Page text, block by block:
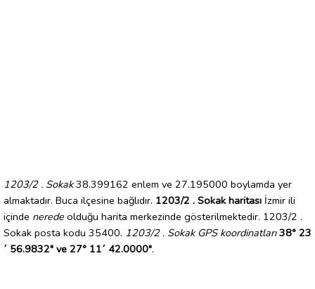
1203/2 . Sokak38.399162 enlem ve 27.195000 boylamda yer
almaktadır. Buca ilçesine bağlıdır. 1203/2 . Sokak haritası İzmir ili
içinde nerede olduğu harita merkezinde gösterilmektedir. 1203/2 .
Sokak posta kodu 35400. 1203/2 . Sokak GPS koordinatları 38° 23
´ 56.9832" ve 27° 11´ 42.0000".